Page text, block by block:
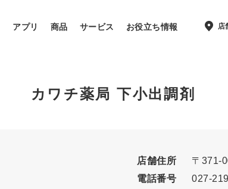
アプリ 商品 サービス お役立ち情報 店
カワチ薬局 下小出調剤
店舗住所 〒371-
電話番号
027-